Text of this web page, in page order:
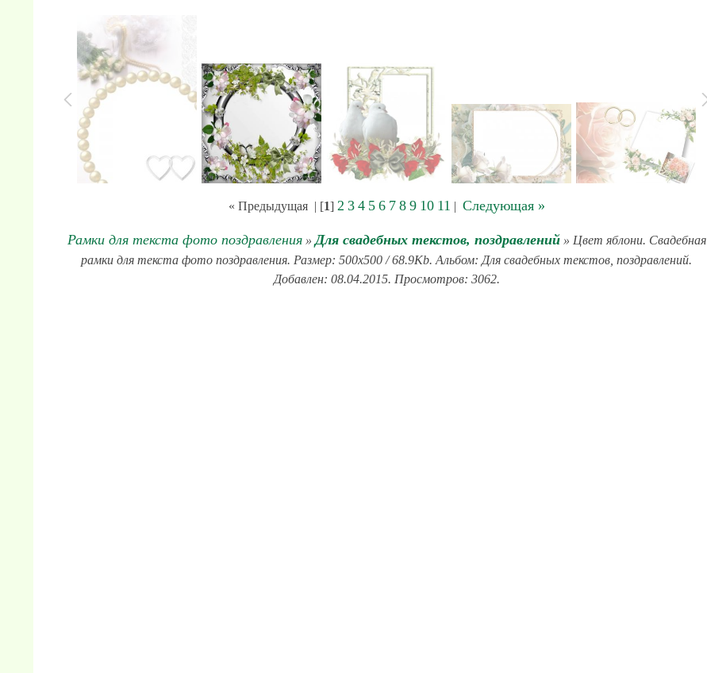
« Предыдущая| [1] 2 3 4 5 6 7 8 9 10 11 | Следующая »
Рамки для текста фото поздравления» Для свадебных текстов, поздравлений» Цвет яблони. Свадебная
рамки для текста фото поздравления. Размер: 500x500 / 68.9Kb. Альбом: Для свадебных текстов, поздравлений.
Добавлен: 08.04.2015. Просмотров: 3062.